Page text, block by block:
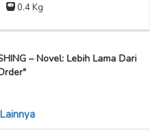
0.4 Kg
– Novel: Lebih Lama Dari
Lainnya